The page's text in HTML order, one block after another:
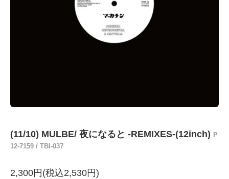
(11/10) MULBE/ 夜になると -REMIXES-(12inch) P
12-7159 / TBI-037
2,300円(税込2,530円)